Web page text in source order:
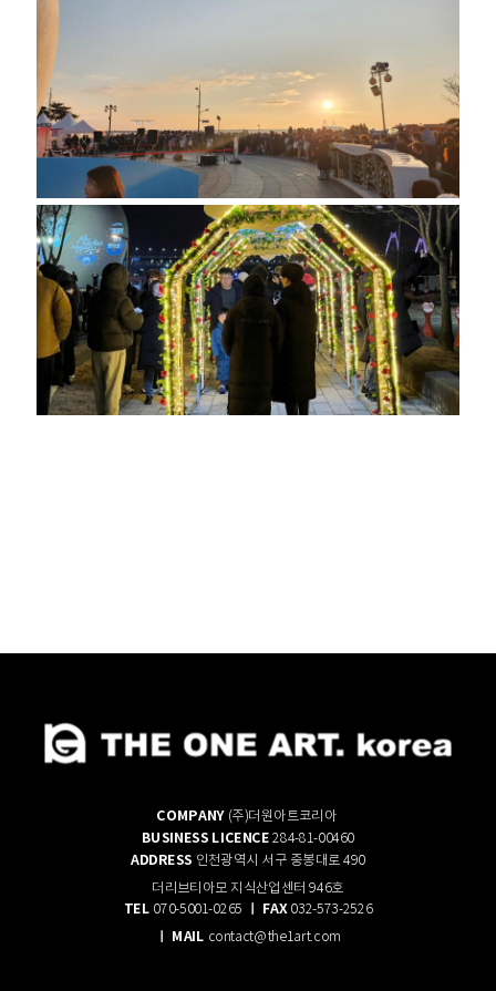
COMPANY(주)더원아트코리아
BUSINESS LICENCE284-81-00460
ADDRESS 인천광역시 서구 중봉대로 490
더리브티아모 지식산업센터 946호
TEL 070-5001-0265 ㅣ FAX032-573-2526
MAIL contact@the1art.com